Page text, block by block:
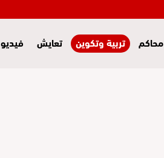
محاكم تربية وتكوين تعايش فيديو